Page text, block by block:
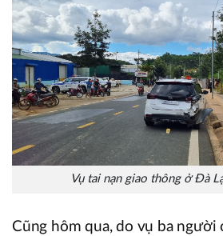
Vụ tai nạn giao thông ở Đà
Cũng hôm qua, do vụ ba người